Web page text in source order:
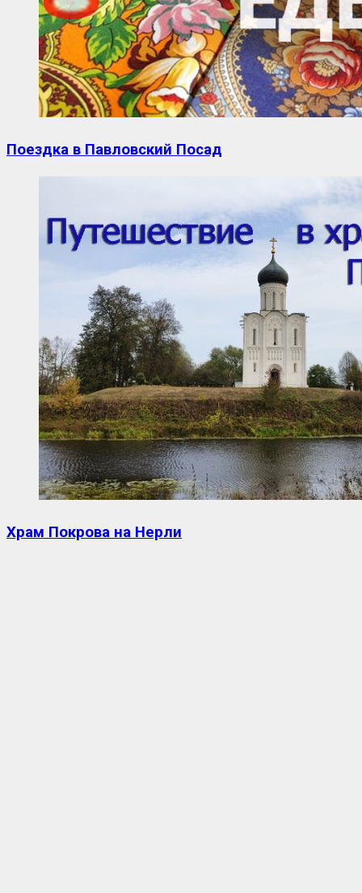
Поездка в Павловский Посад
Храм Покрова на Нерли